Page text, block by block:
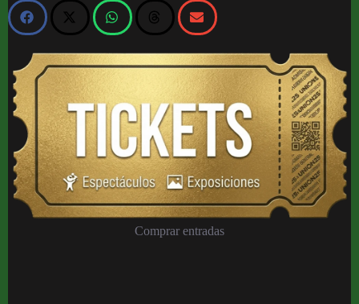
Comprar entradas